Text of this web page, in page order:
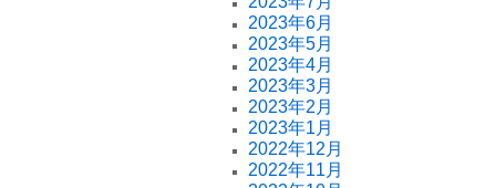
2023年6月
2023年5月
2023年4月
2023年3月
2023年2月
2023年1月
2022年12月
2022年11月